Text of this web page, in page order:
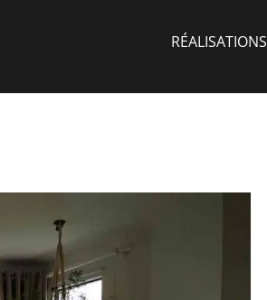
RÉALISATIONS